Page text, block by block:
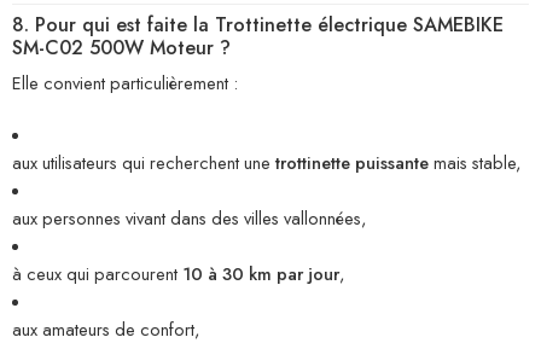
8. Pour qui est faite la Trottinette électrique SAMEBIKE
SM-C02 500W Moteur ?
Elle convient particulièrement :
aux utilisateurs qui recherchent une trottinette puissantemais stable,
aux personnes vivant dans des villes vallonnées,
à ceux qui parcourent 10 à 30 km par jour,
aux amateurs de confort,